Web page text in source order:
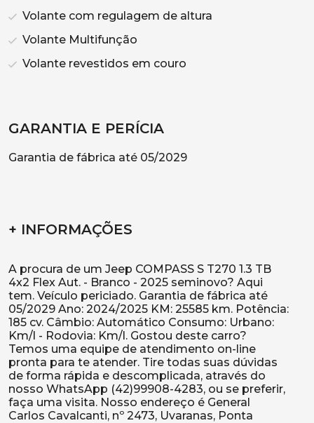
Volante com regulagem de altura
Volante Multifunção
Volante revestidos em couro
GARANTIA E PERÍCIA
Garantia de fábrica até 05/2029
+ INFORMAÇÕES
A procura de um Jeep COMPASS S T270 1.3 TB
4x2 Flex Aut. - Branco - 2025 seminovo? Aqui
tem. Veículo periciado. Garantia de fábrica até
05/2029 Ano: 2024/2025 KM: 25585 km. Potência:
185 cv. Câmbio: Automático Consumo: Urbano:
Km/l - Rodovia: Km/l. Gostou deste carro?
Temos uma equipe de atendimento on-line
pronta para te atender. Tire todas suas dúvidas
de forma rápida e descomplicada, através do
nosso WhatsApp (42)99908-4283, ou se preferir,
faça uma visita. Nosso endereço é General
Carlos Cavalcanti, nº 2473, Uvaranas, Ponta